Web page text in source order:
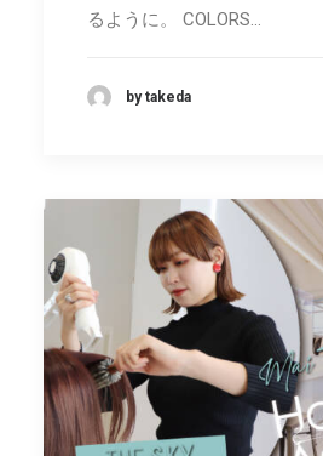
るように。 COLORS…
by takeda